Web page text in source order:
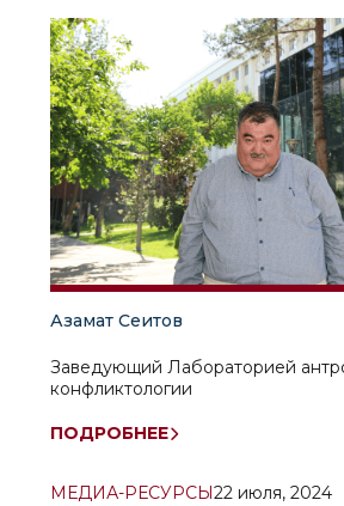
Азамат Сеитов
Заведующий Лабораторией
конфликтологии
ПОДРОБНЕЕ
МЕДИА-РЕСУРСЫ22 июля, 2024